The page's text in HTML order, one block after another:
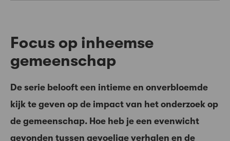
Focus op inheemse
gemeenschap
De serie belooft een intieme en onverbloemde
kijk te geven op de impact van het onderzoek op
de gemeenschap. Hoe heb je een evenwicht
gevonden tussen gevoelige verhalen en de